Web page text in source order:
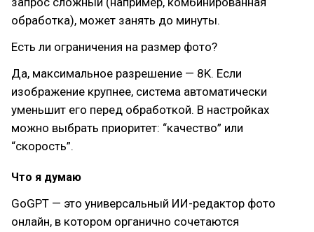
обработка), может занять до минуты.
Есть ли ограничения на размер фото?
Да, максимальное разрешение — 8K. Если
изображение крупнее, система автоматически
уменьшит его перед обработкой. В настройках
можно выбрать приоритет: “качество” или
“скорость”.
Что я думаю
GoGPT — это универсальный ИИ-редактор фото
онлайн, в котором органично сочетаются